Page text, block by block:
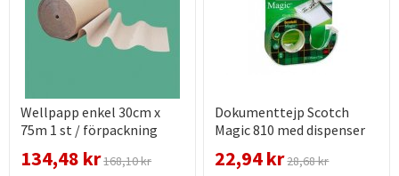
Wellpapp enkel 30cm x
75m 1 st / förpackning
134,48 kr168,10 kr
Dokumenttejp Scotch
Magic 810 med dispenser
19mm x 7,5m 1 st /
förpackning
22,94 kr28,68 kr